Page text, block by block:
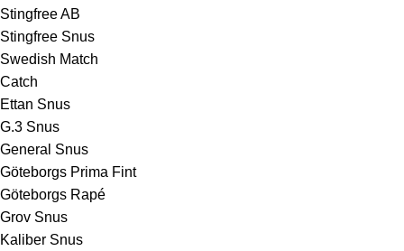
Stingfree AB
Stingfree Snus
Swedish Match
Catch
Ettan Snus
G.3 Snus
General Snus
Göteborgs Prima Fint
Göteborgs Rapé
Grov Snus
Kaliber Snus